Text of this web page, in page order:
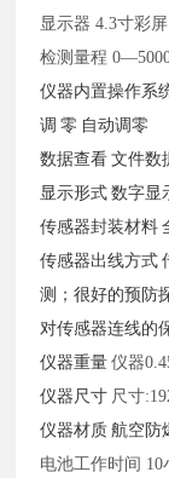
显示器 4.3寸彩
检测量程
仪器内置操作系
调 零 自动调零
数据查看 文件数
显示形式 数字显
传感器封装材料
传感器出线方式
测；很好的预防
对传感器连线的
仪器重量 仪器
仪器尺寸 尺寸
仪器材质 航空防
电池工作时间 10